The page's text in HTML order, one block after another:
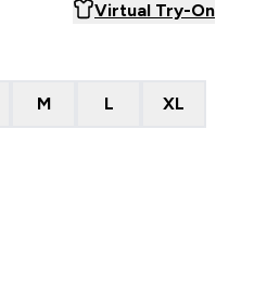
Virtual Try-On
M L XL